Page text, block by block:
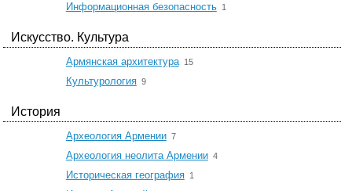
Информационная безопасность 1
Искусство. Культура
Армянская архитектура 15
Культурология 9
История
Археология Армении 7
Археология неолита Армении 4
Историческая география 1